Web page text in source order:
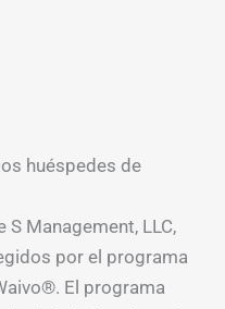
huéspedes de
Management, LLC,
por el programa
El programa